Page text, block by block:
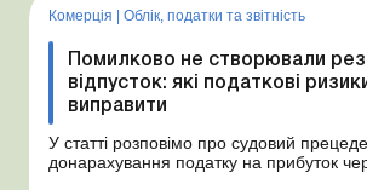
Комерція | Облік, податки та звiтнiсть
Помилково не створювали
відпусток: які податкові
виправити
У статті розповімо про судовий
донарахування податку на прибуток